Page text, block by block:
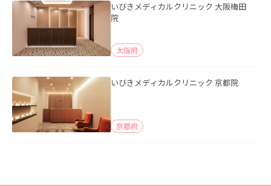
いびきメディカルクリニック 大阪梅田
院
大阪府
いびきメディカルクリニック 京都院
京都府